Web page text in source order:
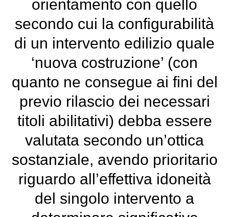
orientamento con quello
secondo cui la configurabilità
di un intervento edilizio quale
‘nuova costruzione’ (con
quanto ne consegue ai fini del
previo rilascio dei necessari
titoli abilitativi) debba essere
valutata secondo un’ottica
sostanziale, avendo prioritario
riguardo all’effettiva idoneità
del singolo intervento a